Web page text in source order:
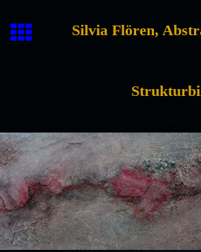
Silvia Flören,